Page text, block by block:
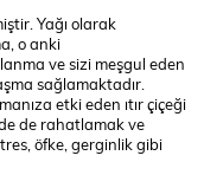
Yağı olarak
o anki
ve sizi meşgul eden
sağlamaktadır.
etki eden ıtır çiçeği
de rahatlamak ve
öfke, gerginlik gibi